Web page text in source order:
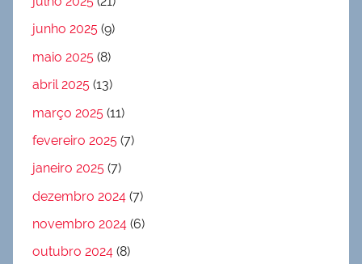
junho 2025 (9)
maio 2025 (8)
abril 2025 (13)
março 2025 (11)
fevereiro 2025 (7)
janeiro 2025 (7)
dezembro 2024 (7)
novembro 2024 (6)
outubro 2024 (8)